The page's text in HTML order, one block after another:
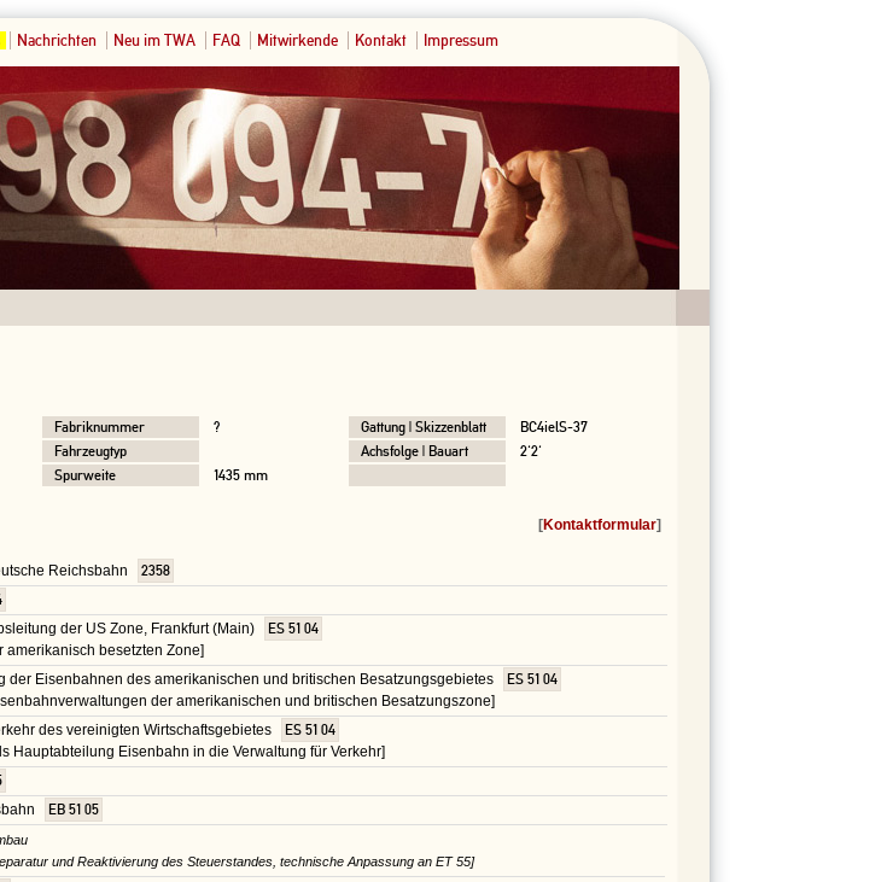
Nachrichten Neu im TWA FAQ Mitwirkende Kontakt Impressum
Fabriknummer ? Gattung | Skizzenblatt
BC4ielS-37
Fahrzeugtyp Achsfolge | Bauart
2'2'
Spurweite 1435 mm
[Kontaktformular]
Reichsbahn
2358
der US Zone, Frankfurt (Main)
ES 51 04
besetzten Zone]
der Eisenbahnen des amerikanischen und britischen Besatzungsgebietes
ES 51 04
der amerikanischen und britischen Besatzungszone]
des vereinigten Wirtschaftsgebietes
ES 51 04
Hauptabteilung Eisenbahn in die Verwaltung für Verkehr]
EB 51 05
und Reaktivierung des Steuerstandes, technische Anpassung an ET 55]